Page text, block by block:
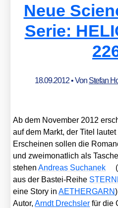
Neue
Serie:
18.09.2012• Von Stefan
Ab dem Novem­ber 2012
auf dem Markt, der Titel
Erschei­nen sol­len die
und zwei­mo­nat­lich als
ste­henAndre­as Sucha­nek
aus der Bas­tei-Rei­he
eine Sto­ry inAETHERGARN
Autor,Arndt Drechs­ler für die